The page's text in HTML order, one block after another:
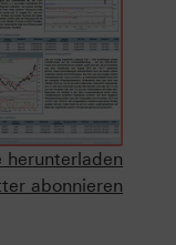
herunterladen
abonnieren